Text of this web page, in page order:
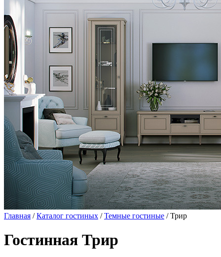
Главная /Каталог гостиных /Темные гостиные / Трир
Гостинная Трир